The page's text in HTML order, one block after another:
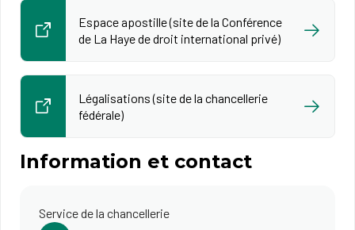
Espace apostille (site de la Conférence
de La Haye de droit international privé)
Légalisations (site de la chancellerie
fédérale)
Information et contact
Service de la chancellerie